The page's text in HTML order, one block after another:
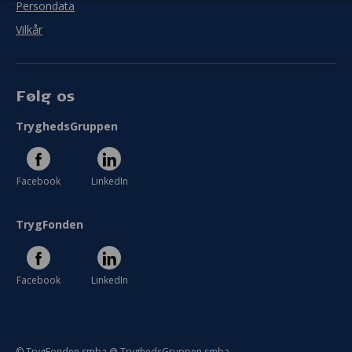
fremtidige sundhedsfremmende indsatser.
Persondata
Vilkår
Følg os
TryghedsGruppen
Facebook LinkedIn
TrygFonden
Facebook LinkedIn